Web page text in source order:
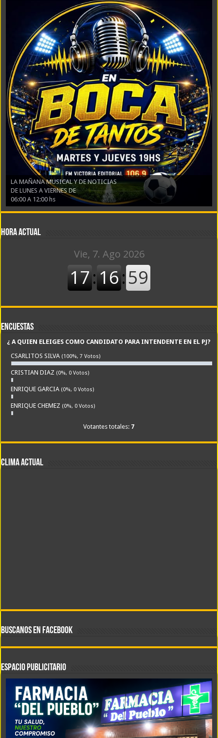
LA MAÑANA MUSICAL Y DE NOTICIAS
DE LUNES A VIERNES DE
06:00 A 12:00 hs
Hora actual
Encuestas
¿ A QUIEN ELEIGES COMO CANDIDATO PARA INTENDENTE EN EL PJ?
CSARLITOS SILVA (100%, 7 Votos)
CRISTIAN DIAZ (0%, 0 Votos)
ENRIQUE GARCIA (0%, 0 Votos)
ENRIQUE CHEMEZ (0%, 0 Votos)
Votantes totales: 7
CLIMA ACTUAL
BUSCANOS EN FACEBOOK
ESPACIO PUBLICITARIO